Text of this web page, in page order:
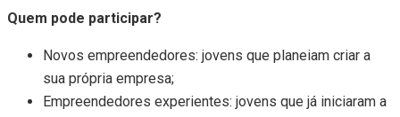
Quem pode participar?
Novos empreendedores: jovens que planeiam criar a
sua própria empresa;
Empreendedores experientes: jovens que já iniciaram a